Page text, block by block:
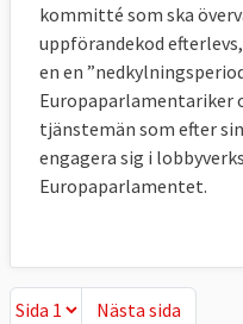
kommitté som ska
uppförandekod
en en
Europaparlamentariker
tjänstemän som efter
engagera sig i
Europaparlamentet.
Nästa sida
Nästa sida